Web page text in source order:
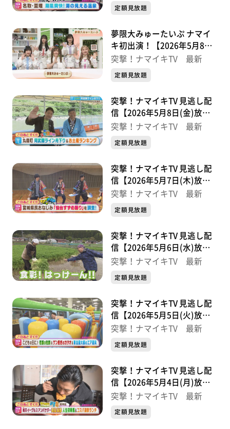
定額見放題
夢限大みゅーたいぷ ナマイ
キ初出演！【2026年5月8日
(金)放送分】
突撃！ナマイキTV 最新
定額見放題
突撃！ナマイキTV 見逃し配
信【2026年5月8日(金)放送
分】
突撃！ナマイキTV 最新
定額見放題
突撃！ナマイキTV 見逃し配
信【2026年5月7日(木)放送
分】
突撃！ナマイキTV 最新
定額見放題
突撃！ナマイキTV 見逃し配
信【2026年5月6日(水)放送
分】
突撃！ナマイキTV 最新
定額見放題
突撃！ナマイキTV 見逃し配
信【2026年5月5日(火)放送
分】
突撃！ナマイキTV 最新
定額見放題
突撃！ナマイキTV 見逃し配
信【2026年5月4日(月)放送
分】
突撃！ナマイキTV 最新
定額見放題